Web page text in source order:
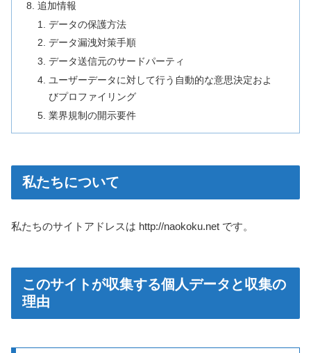
追加情報
データの保護方法
データ漏洩対策手順
データ送信元のサードパーティ
ユーザーデータに対して行う自動的な意思決定およ
びプロファイリング
業界規制の開示要件
私たちについて
私たちのサイトアドレスは http://naokoku.net です。
このサイトが収集する個人データと収集の
理由